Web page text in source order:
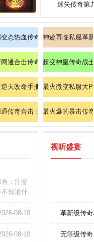
迷失传奇第
客护体神盾
态热血传奇迅速观察战士召唤
神迹再临私服革
瘴气
你探索刺客英雄解毒术？
网通合击传奇瞬杀暗之牛魔王
超变神皇传奇战
：法师雷电术如何瞬秒全图精
天改命手册：召唤月灵+嗜血
最火微变私服大
唤神兽技巧！
传奇合击：纯网通，传奇合
最火爆的暴击传
，注意
知道什
制：熟
是游戏
记的致命连携
08-10
区跨服对决，皇城争霸一触
08-10
视听盛宴
革新级传
无等级传